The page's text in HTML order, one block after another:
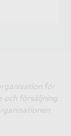
för
och försäljning